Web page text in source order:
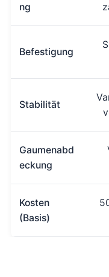
ng
Befestigung
Stabilität
Gaumenabd
eckung
Kosten
(Basis)